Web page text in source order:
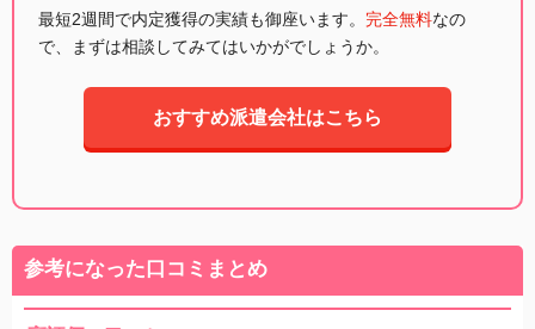
最短2週間で内定獲得の実績も御座います。 完全無料なの
で、まずは相談してみてはいかがでしょうか。
おすすめ派遣会社はこちら
参考になった口コミまとめ